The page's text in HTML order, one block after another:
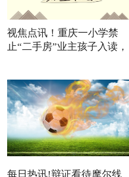
视焦点讯！重庆一小学禁
止“二手房”业主孩子入读，
每日热讯!辩证看待摩尔线